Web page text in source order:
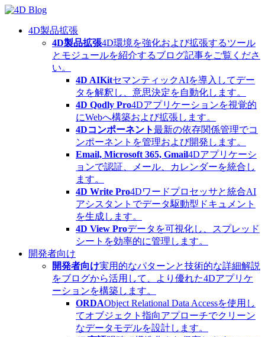
Skip
content4D製品拡張
4D製品拡張4D環境を強化および拡張するツール
とモジュールを紹介するブログ記事をご覧くださ
い。
4D AIKitセマンティックAIを導入してデー
タを解釈し、意思決定を自動化します。
4D Qodly Pro4Dアプリケーションを視覚的
にWebへ構築および拡張します。
4Dコンポーネント最新の依存関係管理でコ
ンポーネントを管理および開発します。
Email, Microsoft 365, Gmail4Dアプリケーシ
ョンで認証、メール、カレンダーを統合し
ます。
4D Write Pro4Dワードプロセッサと統合AI
アシスタントでデータ駆動型ドキュメント
を生成します。
4D View Proデータを可視化し、スプレッド
シートを効率的に管理します。
開発者向け
開発者向け実用的なパターンと技術的な詳細解説
をブログから活用して、より優れた4Dアプリケ
ーションを構築します。
ORDAObject Relational Data Accessを使用し
てオブジェクト指向アプローチでクリーン
なデータモデルを設計します。